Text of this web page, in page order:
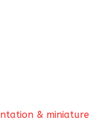
& miniature